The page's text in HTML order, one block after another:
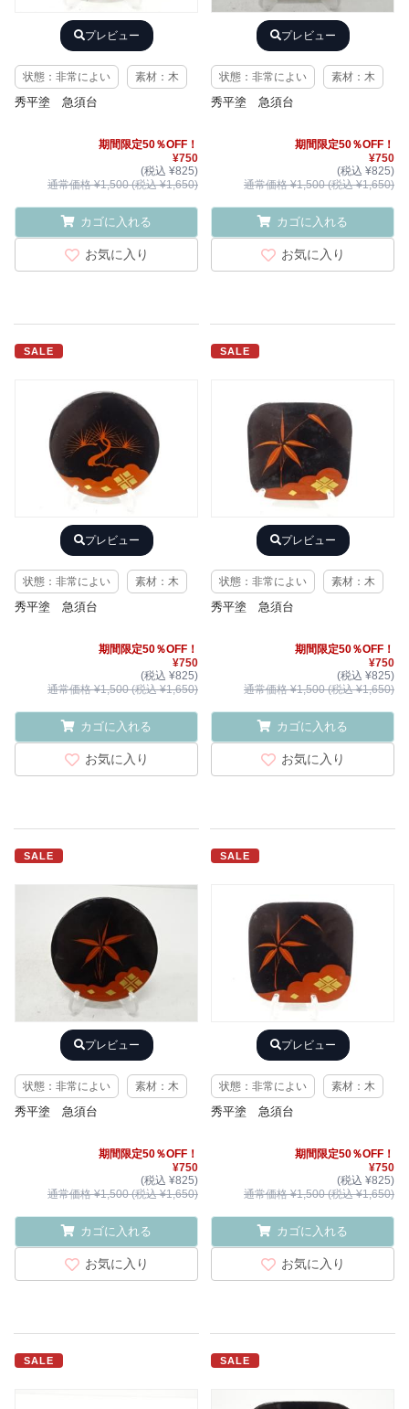
プレビュー
状態：非常によい 素材：木
秀平塗 急須台
期間限定50％OFF！
¥750
(税込 ¥825)
通常価格 ¥1,500 (税込 ¥1,650)
カゴに入れる
お気に入り
プレビュー
状態：非常によい 素材：木
秀平塗 急須台
期間限定50％OFF！
¥750
(税込 ¥825)
通常価格 ¥1,500 (税込 ¥1,650)
カゴに入れる
お気に入り
SALE
プレビュー
状態：非常によい 素材：木
秀平塗 急須台
期間限定50％OFF！
¥750
(税込 ¥825)
通常価格 ¥1,500 (税込 ¥1,650)
カゴに入れる
お気に入り
SALE
プレビュー
状態：非常によい 素材：木
秀平塗 急須台
期間限定50％OFF！
¥750
(税込 ¥825)
通常価格 ¥1,500 (税込 ¥1,650)
カゴに入れる
お気に入り
SALE
プレビュー
状態：非常によい 素材：木
秀平塗 急須台
期間限定50％OFF！
¥750
(税込 ¥825)
通常価格 ¥1,500 (税込 ¥1,650)
カゴに入れる
お気に入り
SALE
プレビュー
状態：非常によい 素材：木
秀平塗 急須台
期間限定50％OFF！
¥750
(税込 ¥825)
通常価格 ¥1,500 (税込 ¥1,650)
カゴに入れる
お気に入り
SALE SALE